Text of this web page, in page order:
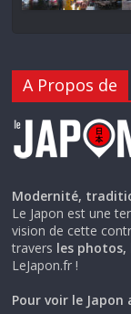
A Propos de
Modernité,
Le Japon est une
vision de cette
travers les photos,
LeJapon.fr !
Pour voir le